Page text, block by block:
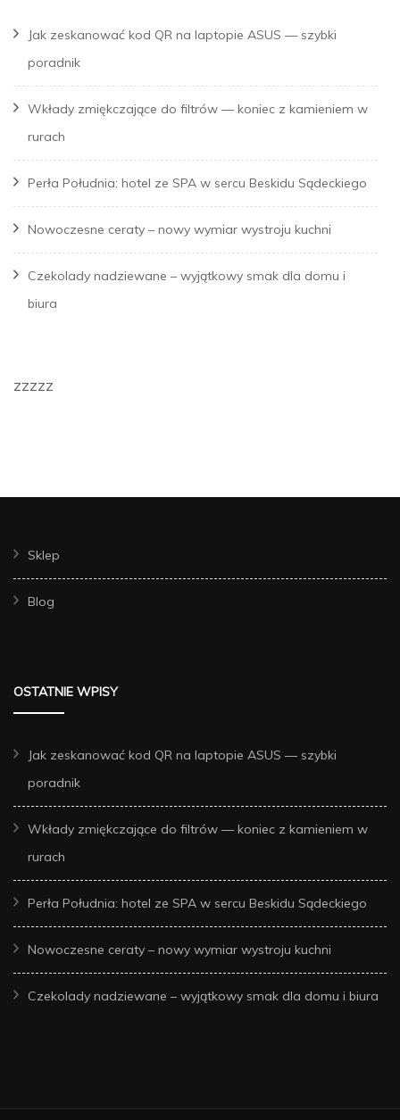
Jak zeskanować kod QR na laptopie ASUS — szybki
poradnik
Wkłady zmiękczające do filtrów — koniec z kamieniem w
rurach
Perła Południa: hotel ze SPA w sercu Beskidu Sądeckiego
Nowoczesne ceraty – nowy wymiar wystroju kuchni
Czekolady nadziewane – wyjątkowy smak dla domu i
biura
zzzzz
Sklep
Blog
OSTATNIE WPISY
Jak zeskanować kod QR na laptopie ASUS — szybki
poradnik
Wkłady zmiękczające do filtrów — koniec z kamieniem w
rurach
Perła Południa: hotel ze SPA w sercu Beskidu Sądeckiego
Nowoczesne ceraty – nowy wymiar wystroju kuchni
Czekolady nadziewane – wyjątkowy smak dla domu i biura